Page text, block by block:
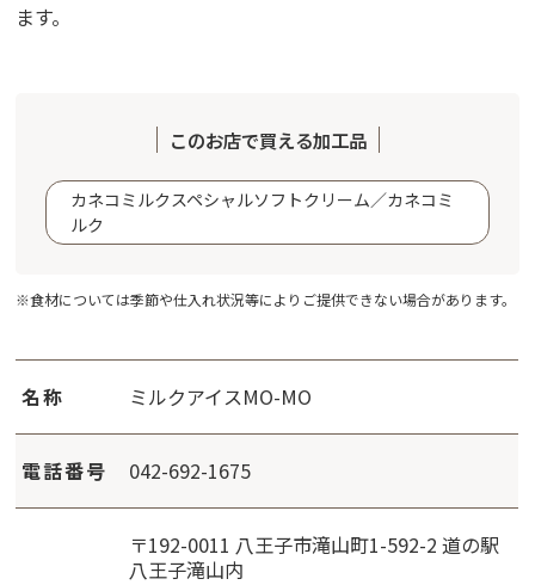
ます。
このお店で買える加工品
カネコミルクスペシャルソフトクリーム／カネコミ
ルク
※食材については季節や仕入れ状況等によりご提供できない場合があります。
名称 ミルクアイスMO-MO
電話番号 042-692-1675
〒192-0011 八王子市滝山町1-592-2 道の駅
八王子滝山内